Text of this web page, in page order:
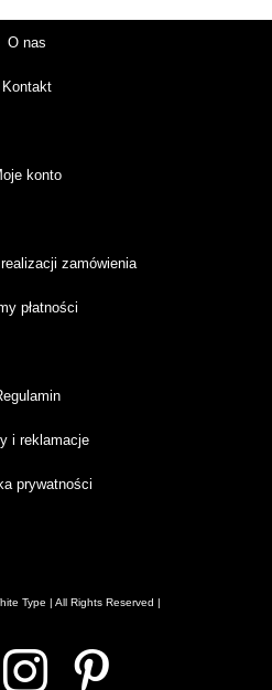
O nas
Kontakt
konto
zamówienia
płatności
i reklamacje
prywatności
Type | All Rights Reserved |
Facebook
Instagram